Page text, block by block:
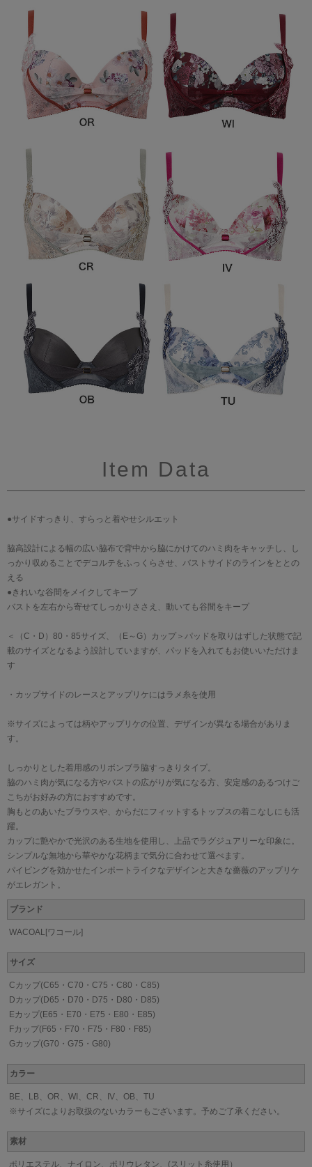
Item Data
●サイドすっきり、すらっと着やせシルエット
脇高設計による幅の広い脇布で背中から脇にかけてのハミ肉をキャッチし、し
っかり収めることでデコルテをふっくらさせ、バストサイドのラインをととの
える
●きれいな谷間をメイクしてキープ
バストを左右から寄せてしっかりささえ、動いても谷間をキープ
＜（C・D）80・85サイズ、（E～G）カップ＞パッドを取りはずした状態で記
載のサイズとなるよう設計していますが、パッドを入れてもお使いいただけま
す
・カップサイドのレースとアップリケにはラメ糸を使用
※サイズによっては柄やアップリケの位置、デザインが異なる場合がありま
す。
しっかりとした着用感のリボンブラ脇すっきりタイプ。
脇のハミ肉が気になる方やバストの広がりが気になる方、安定感のあるつけご
こちがお好みの方におすすめです。
胸もとのあいたブラウスや、からだにフィットするトップスの着こなしにも活
躍。
カップに艶やかで光沢のある生地を使用し、上品でラグジュアリーな印象に。
シンプルな無地から華やかな花柄まで気分に合わせて選べます。
パイピングを効かせたインポートライクなデザインと大きな薔薇のアップリケ
がエレガント。
ブランド
WACOAL[ワコール]
サイズ
Cカップ(C65・C70・C75・C80・C85)
Dカップ(D65・D70・D75・D80・D85)
Eカップ(E65・E70・E75・E80・E85)
Fカップ(F65・F70・F75・F80・F85)
Gカップ(G70・G75・G80)
カラー
BE、LB、OR、WI、CR、IV、OB、TU
※サイズによりお取扱のないカラーもございます。予めご了承ください。
素材
ポリエステル、ナイロン、ポリウレタン、(スリット糸使用）